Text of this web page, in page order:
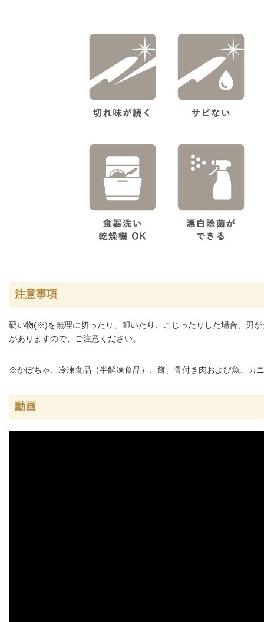
注意事項
硬い物(※)を無理に切ったり、叩いたり、こじったりした場合、刃
がありますので、ご注意ください。
※かぼちゃ、冷凍食品（半解凍食品）、餅、骨付き肉および魚、カ
動画